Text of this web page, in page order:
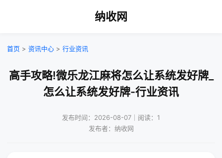
纳收网
首页 > 资讯中心 > 行业资讯
高手攻略!微乐龙江麻将怎么让系统发好牌_
怎么让系统发好牌-行业资讯
发布时间：2026-08-07｜阅读：1
发布者：纳收网